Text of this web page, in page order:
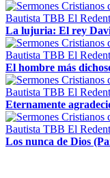
La lujuria: El rey
El hombre más
Eternamente
Los nunca de Dios